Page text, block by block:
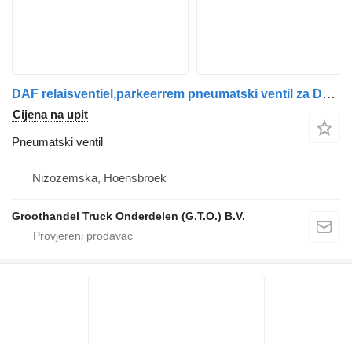
DAF relaisventiel,parkeerrem pneumatski ventil za DAF xf 105 xf e6 kamiona
Cijena na upit
Pneumatski ventil
Nizozemska, Hoensbroek
Groothandel Truck Onderdelen (G.T.O.) B.V.